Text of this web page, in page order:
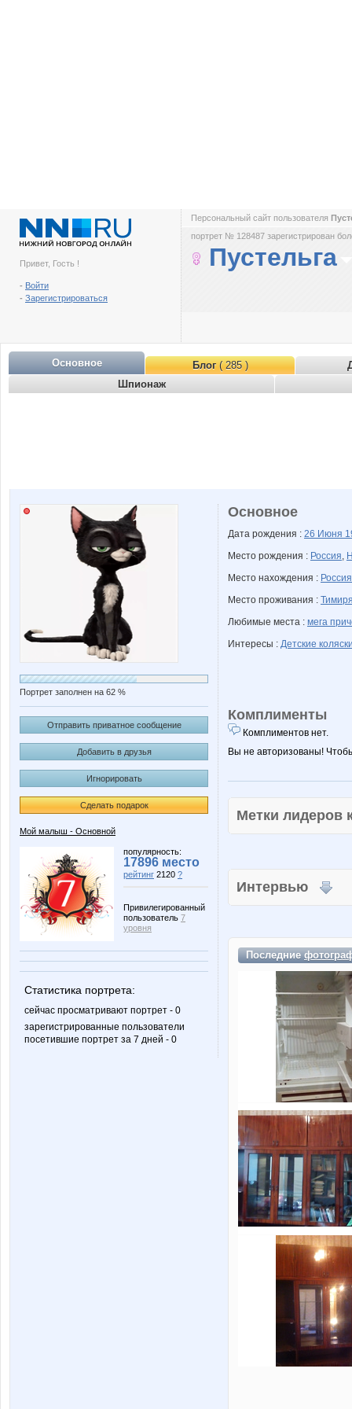
Привет, Гость !
- Войти
- Зарегистрироваться
Персональный сайт пользователя
портрет № 128487 зарегистрирован
Пустельга
Основное Блог( 285 )
Шпионаж
Портрет заполнен на 62 %
Отправить приватное сообщение
Добавить в друзья
Игнорировать
Сделать подарок
Мой малыш - Основной
популярность:
17896 место
рейтинг 2120 ?
Привилегированный
пользователь 7
уровня
Статистика портрета:
сейчас просматривают портрет - 0
зарегистрированные пользователи
посетившие портрет за 7 дней - 0
Основное
Дата рождения : 26 Июня
Место рождения : Россия,
Место нахождения : Россия
Место проживания :
Любимые места : мега
Интересы : Детские
Комплименты
Комплиментов нет.
Вы не авторизованы!
Метки
Интервью
Последние